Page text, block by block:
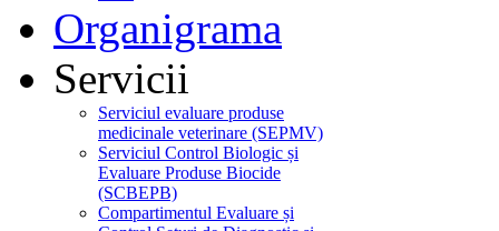
Organigrama
Servicii
Serviciul evaluare produse
medicinale veterinare (SEPMV)
Serviciul Control Biologic și
Evaluare Produse Biocide
(SCBEPB)
Compartimentul Evaluare și